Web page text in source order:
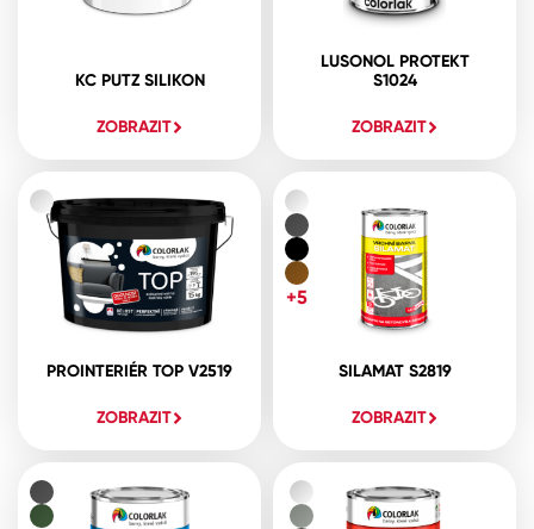
KC PUTZ SILIKON
ZOBRAZIT
LUSONOL PROTEKT
S1024
ZOBRAZIT
PROINTERIÉR TOP V2519
ZOBRAZIT
SILAMAT S2819
ZOBRAZIT
+5